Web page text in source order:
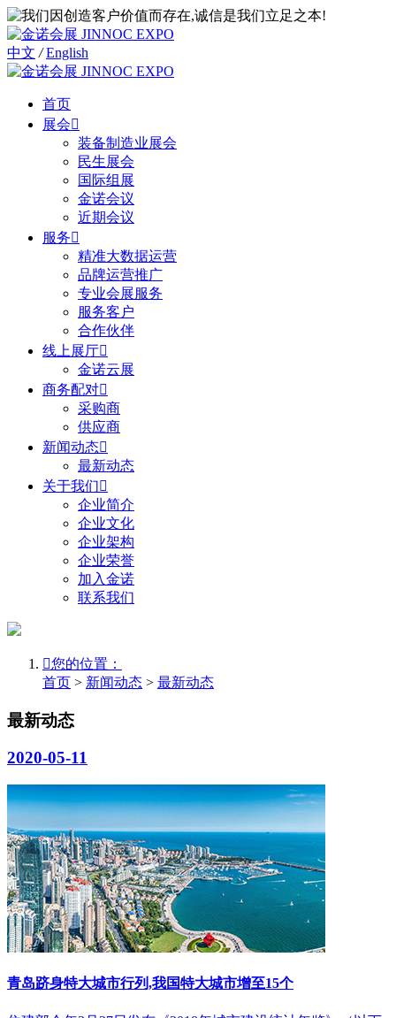
中文 / English
首页
展会
装备制造业展会
民生展会
国际组展
金诺会议
近期会议
服务
精准大数据运营
品牌运营推广
专业会展服务
服务客户
合作伙伴
线上展厅
金诺云展
商务配对
采购商
供应商
新闻动态
最新动态
关于我们
企业简介
企业文化
企业架构
企业荣誉
加入金诺
联系我们
您的位置：
首页 > 新闻动态 > 最新动态
最新动态
2020-05-11
青岛跻身特大城市行列,我国特大城市增至15个